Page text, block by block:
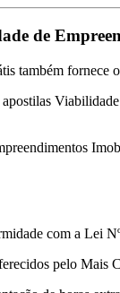
de
também
com a Lei
pelo Mais